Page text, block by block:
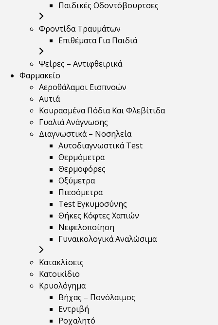
Παιδικές Οδοντόβουρτσες
Φροντίδα Τραυμάτων
Επιθέματα Για Παιδιά
Ψείρες – Αντιφθειρικά
Φαρμακείο
Αεροθάλαμοι Εισπνοών
Αυτιά
Κουρασμένα Πόδια Και Φλεβίτιδα
Γυαλιά Ανάγνωσης
Διαγνωστικά – Νοσηλεία
Αυτοδιαγνωστικά Test
Θερμόμετρα
Θερμοφόρες
Οξύμετρα
Πιεσόμετρα
Test Εγκυμοσύνης
Θήκες Κόφτες Χαπιών
Νεφελοποίηση
Γυναικολογικά Αναλώσιμα
Κατακλίσεις
Κατοικίδιο
Κρυολόγημα
Βήχας – Πονόλαιμος
Εντριβή
Ροχαλητό